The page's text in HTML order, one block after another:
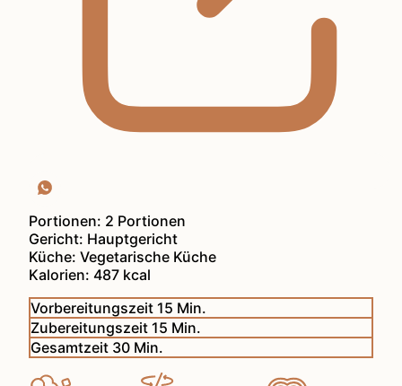
Portionen: 2 Portionen
Gericht: Hauptgericht
Küche:Vegetarische Küche
Kalorien:487 kcal
Vorbereitungszeit 15 Minuten
Min.
Zubereitungszeit 15 Minuten
Min.
Gesamtzeit 30Minuten
Min.